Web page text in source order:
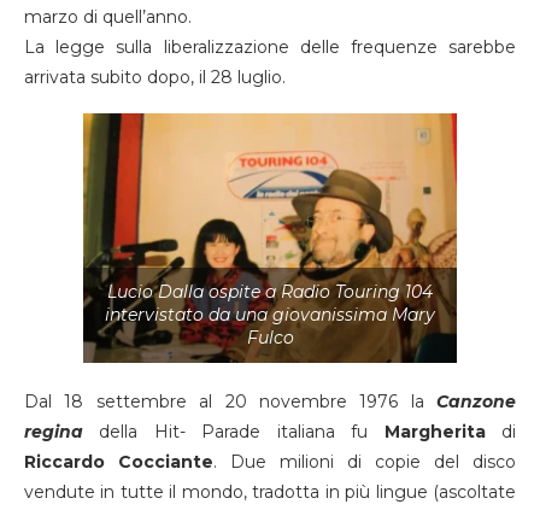
marzo di quell’anno.
La legge sulla liberalizzazione delle frequenze sarebbe
arrivata subito dopo, il 28 luglio.
Lucio Dalla ospite a Radio Touring 104
intervistato da una giovanissima Mary
Fulco
Dal 18 settembre al 20 novembre 1976 la Canzone
regina della Hit- Parade italiana fu Margheritadi
Riccardo Cocciante. Due milioni di copie del disco
vendute in tutte il mondo, tradotta in più lingue (ascoltate